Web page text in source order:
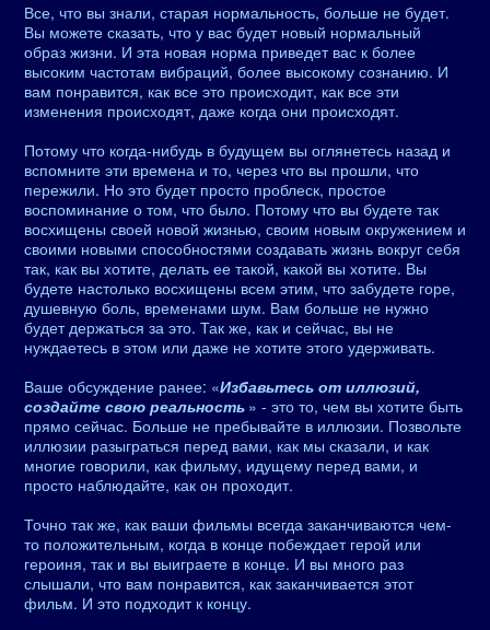
Все, что вы знали, старая нормальность, больше не будет.
Вы можете сказать, что у вас будет новый нормальный
образ жизни. И эта новая норма приведет вас к более
высоким частотам вибраций, более высокому сознанию. И
вам понравится, как все это происходит, как все эти
изменения происходят, даже когда они происходят.
Потому что когда-нибудь в будущем вы оглянетесь назад и
вспомните эти времена и то, через что вы прошли, что
пережили. Но это будет просто проблеск, простое
воспоминание о том, что было. Потому что вы будете так
восхищены своей новой жизнью, своим новым окружением и
своими новыми способностями создавать жизнь вокруг себя
так, как вы хотите, делать ее такой, какой вы хотите. Вы
будете настолько восхищены всем этим, что забудете горе,
душевную боль, временами шум. Вам больше не нужно
будет держаться за это. Так же, как и сейчас, вы не
нуждаетесь в этом или даже не хотите этого удерживать.
Ваше обсуждение ранее: «Избавьтесь от иллюзий,
создайте свою реальность » - это то, чем вы хотите быть
прямо сейчас. Больше не пребывайте в иллюзии. Позвольте
иллюзии разыграться перед вами, как мы сказали, и как
многие говорили, как фильму, идущему перед вами, и
просто наблюдайте, как он проходит.
Точно так же, как ваши фильмы всегда заканчиваются чем-
то положительным, когда в конце побеждает герой или
героиня, так и вы выиграете в конце. И вы много раз
слышали, что вам понравится, как заканчивается этот
фильм. И это подходит к концу.